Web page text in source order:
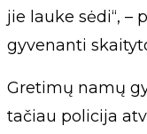
jie lauke sėdi“, –
gyvenanti
Gretimų namų
tačiau policija